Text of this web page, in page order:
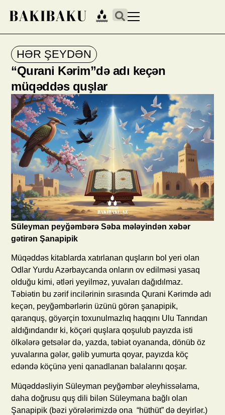
HƏR ŞEYDƏN
“Qurani Kərim”də adı keçən
müqəddəs quşlar
Süleyman peyğəmbərə Səba mələyindən xəbər
gətirən Şanapipik
Müqəddəs kitablarda xatırlanan quşların bol yeri olan
Odlar Yurdu Azərbaycanda onların ov edilməsi yasaq
olduğu kimi, ətləri yeyilməz, yuvaları dağıdılmaz.
Təbiətin bu zərif incilərinin sırasında Qurani Kərimdə adı
keçən, peyğəmbərlərin üzünü görən şanapipik,
qaranquş, göyərçin toxunulmazlıq haqqını Ulu Tanrıdan
aldığındandır ki, köçəri quşlara qoşulub payızda isti
ölkələrə getsələr də, yazda, təbiət oyananda, dönüb öz
yuvalarına gələr, gəlib yumurta qoyar, payızda köç
edəndə köçünə yeni qanadlanan balalarını qoşar.
Müqəddəsliyin Süleyman peyğəmbər əleyhissəlama,
daha doğrusu quş dili bilən Süleymana bağlı olan
Şanapipik (bəzi yörələrimizdə ona “hüthüt” də deyirlər.)